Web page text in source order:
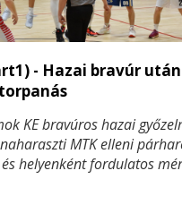
- Hazai bravúr után
KE bravúros hazai
MTK elleni
helyenként fordulatos